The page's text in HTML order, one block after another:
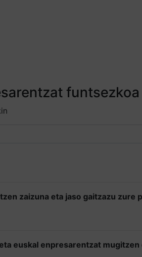
zaizuna eta jaso gaitzazu zure
euskal enpresarentzat